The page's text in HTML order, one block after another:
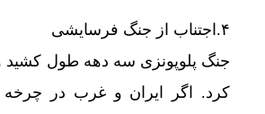
۴.اجتناب از جنگ فرسایشی
جنگ پلوپونزی سه دهه طول
کرد. اگر ایران و غرب در چرخه